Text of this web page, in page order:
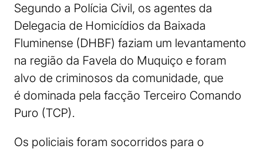
Segundo a Polícia Civil, os agentes da
Delegacia de Homicídios da Baixada
Fluminense (DHBF) faziam um levantamento
na região da Favela do Muquiço e foram
alvo de criminosos da comunidade, que
é dominada pela facção Terceiro Comando
Puro (TCP).
Os policiais foram socorridos para o